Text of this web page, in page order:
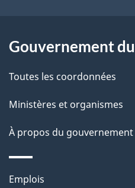
l
p
a
g
e
Gouvernement
Toutes les coordonnées
Ministères et organismes
À propos du gouvernement
Thèmes
Emplois